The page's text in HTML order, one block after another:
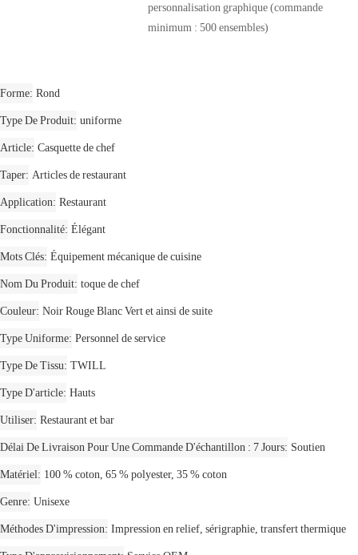
personnalisation graphique (commande
minimum : 500 ensembles)
Forme Rond
Type De Produit uniforme
Article Casquette de chef
Taper Articles de restaurant
Application Restaurant
Fonctionnalité Élégant
Mots Clés Équipement mécanique de cuisine
Nom Du Produit toque de chef
Couleur Noir Rouge Blanc Vert et ainsi de suite
Type Uniforme Personnel de service
Type De Tissu TWILL
Type D'article Hauts
Utiliser Restaurant et bar
Délai De Livraison Pour Une Commande D'échantillon : 7 Jours Soutien
Matériel 100 % coton, 65 % polyester, 35 % coton
Genre Unisexe
Méthodes D'impression Impression en relief, sérigraphie, transfert thermique